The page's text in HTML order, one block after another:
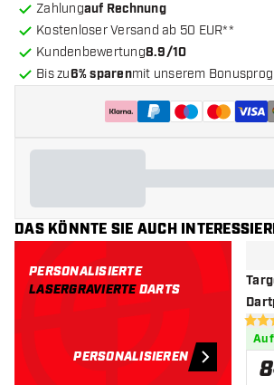
Zahlungauf Rechnung
Kostenloser Versand ab 50 EUR**
Kundenbewertung8.9/10
Bis zu6% sparenmit unserem
DAS KÖNNTE SIE AUCH
PERSONALISIERTE
LASERGRAVIERTEDARTS
PERSONALISIEREN
4.6